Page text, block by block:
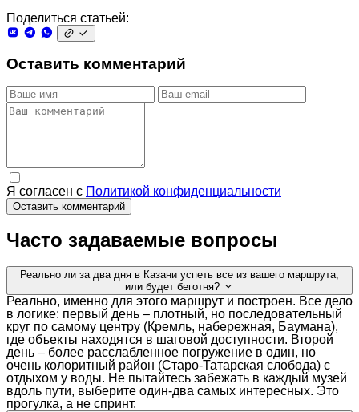
Поделиться статьей:
Оставить комментарий
Я согласен с Политикой конфиденциальности
Оставить комментарий
Часто задаваемые вопросы
Реально ли за два дня в Казани успеть все из вашего маршрута,
или будет беготня?
Реально, именно для этого маршрут и построен. Все дело
в логике: первый день – плотный, но последовательный
круг по самому центру (Кремль, набережная, Баумана),
где объекты находятся в шаговой доступности. Второй
день – более расслабленное погружение в один, но
очень колоритный район (Старо-Татарская слобода) с
отдыхом у воды. Не пытайтесь забежать в каждый музей
вдоль пути, выберите один-два самых интересных. Это
прогулка, а не спринт.